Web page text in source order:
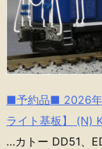
■予約品■ 2026年
ライト基板】 (N)
…カトー DD51、